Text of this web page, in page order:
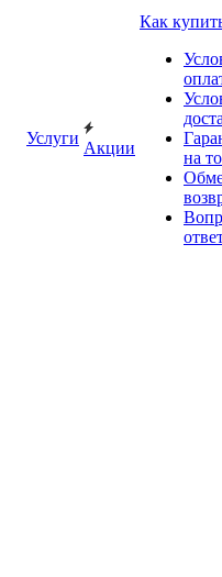
Услуги
Акции
Как
на